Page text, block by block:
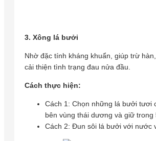
3. Xông lá bưởi
Nhờ đặc tính kháng khuẩn, giúp trừ
cải thiện tình trạng đau nửa đầu.
Cách thực hiện:
Cách 1: Chọn những lá bưởi tươi
bên vùng thái dương và giữ
Cách 2: Đun sôi lá bưởi với nước